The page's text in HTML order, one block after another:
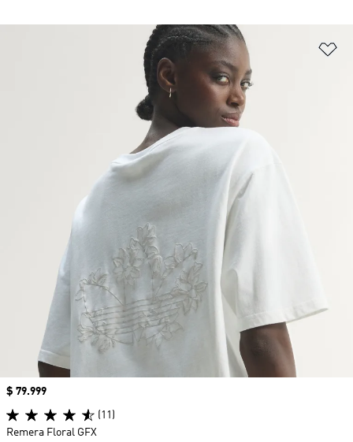
Precio
$ 79.999
(11)
Remera Floral GFX